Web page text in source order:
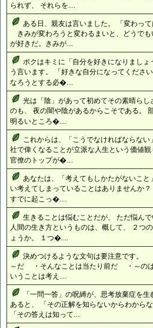
られず、 それらを....
ある日、親友は言いました。 「変わっ
きみが変わろうと変わるまいと、どうで
が好きだ。きみが....
ボクはキミに「自分を好きになりまし
う言います。 「好きな自分になってくださ
なろうとする必�....
光は「陰」があって初めてその素晴ら
のも、 夜の闇や陰があるからこそである。
明るいところ�....
これからは、「こうでなければならな
社で偉くなることが立派な人生という価値
官僚のトップが�....
あなたは、「考えてもしかたがないこ
い考えてしまっていることはありませんか
すでに起こっ�....
生きることは悩むことだが、 ただ悩ん
人間の生き方というものは、概して、 ２つ
ょうか。 １つ�....
決めつけるような文句は要注意です
～だ ・そんなことは当たり前だ ・～
いうことは考え....
「一問一答」の呪縛が、思考放棄症を
あると、 「その正解を知らないからわから
「その答えは知って....